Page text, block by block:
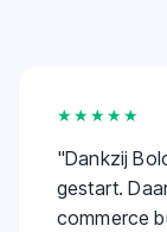
★★★★★
"Dankzij
gestart.
commerce